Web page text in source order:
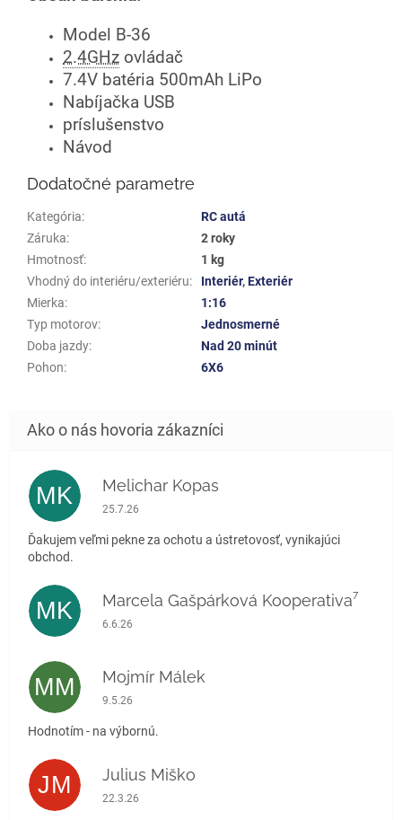
Model B-36
2.4GHz ovládač
7.4V batéria 500mAh LiPo
Nabíjačka USB
príslušenstvo
Návod
Dodatočné parametre
Kategória:
RC autá
Záruka:
2 roky
Hmotnosť:
1 kg
Vhodný do interiéru/exteriéru: Interiér,Exteriér
Mierka:
1:16
Typ motorov:
Jednosmerné
Doba jazdy:
Nad 20 minút
Pohon: 6X6
MK Melichar Kopas
Hodnotenie obchodu je 5 z 5 hviezdičiek.
25.7.26
Ďakujem veľmi pekne za ochotu a ústretovosť, vynikajúci
obchod.
MK Marcela Gašpárková Kooperativa⁷
Hodnotenie obchodu je 5 z 5 hviezdičiek.
6.6.26
MM Mojmír Málek
Hodnotenie obchodu je 5 z 5 hviezdičiek.
9.5.26
Hodnotím - na výbornú.
JM Julius Miško
Hodnotenie obchodu je 5 z 5 hviezdičiek.
22.3.26